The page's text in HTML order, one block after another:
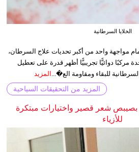
الخلايا السرطانية
مواجهة واحد من أكبر تحديات علاج السرطان،
مركبًا دوائيًّا تجريبيًّا أظهر قدرة على تعطيل
للبقاء ومقاومة الع�... المزيد
المزيد من التحقيقات السياحية
بصيبص شعر قصير واختيارات مبتكرة
للأزياء